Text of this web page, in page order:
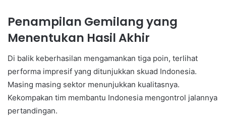
Penampilan Gemilang yang
Menentukan Hasil Akhir
Di balik keberhasilan mengamankan tiga poin, terlihat
performa impresif yang ditunjukkan skuad Indonesia.
Masing masing sektor menunjukkan kualitasnya.
Kekompakan tim membantu Indonesia mengontrol jalannya
pertandingan.